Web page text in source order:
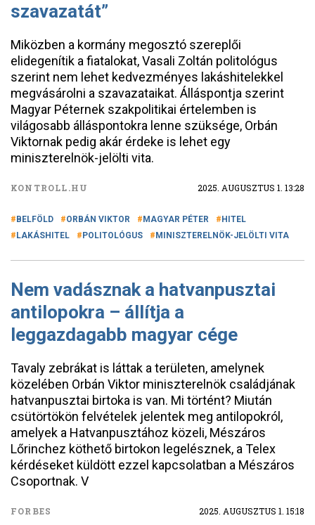
szavazatát”
Miközben a kormány megosztó szereplői
elidegenítik a fiatalokat, Vasali Zoltán politológus
szerint nem lehet kedvezményes lakáshitelekkel
megvásárolni a szavazataikat. Álláspontja szerint
Magyar Péternek szakpolitikai értelemben is
világosabb álláspontokra lenne szüksége, Orbán
Viktornak pedig akár érdeke is lehet egy
miniszterelnök-jelölti vita.
KONTROLL.HU 2025. AUGUSZTUS 1. 13:28
BELFÖLD ORBÁN VIKTOR MAGYAR PÉTER
HITEL
LAKÁSHITEL
POLITOLÓGUS MINISZTERELNÖK-JELÖLTI VITA
Nem vadásznak a hatvanpusztai
antilopokra – állítja a
leggazdagabb magyar cége
Tavaly zebrákat is láttak a területen, amelynek
közelében Orbán Viktor miniszterelnök családjának
hatvanpusztai birtoka is van. Mi történt? Miután
csütörtökön felvételek jelentek meg antilopokról,
amelyek a Hatvanpusztához közeli, Mészáros
Lőrinchez köthető birtokon legelésznek, a Telex
kérdéseket küldött ezzel kapcsolatban a Mészáros
Csoportnak. V
FORBES 2025. AUGUSZTUS 1. 15:18